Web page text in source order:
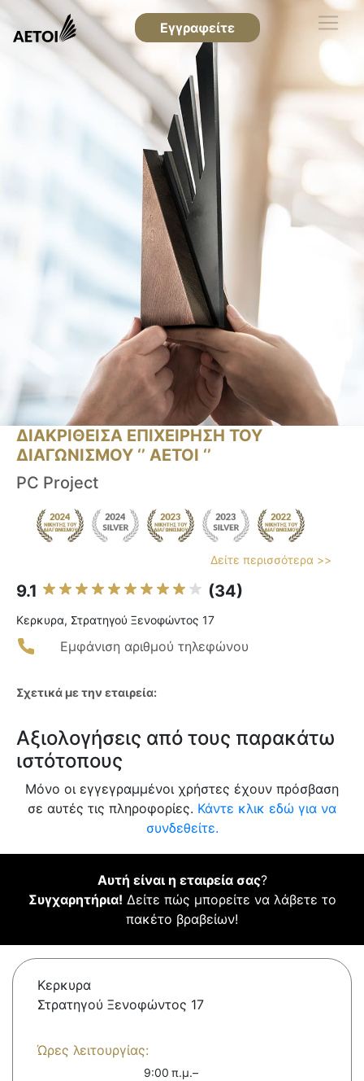
Εγγραφείτε
ΔΙΑΚΡΙΘΕΙΣΑ ΕΠΙΧΕΙΡΗΣΗ ΤΟΥ
ΔΙΑΓΩΝΙΣΜΟΥ ‘’ ΑΕΤΟΙ ‘’
PC Project
Δείτε περισσότερα >>
9.1 (34)
Κερκυρα, Στρατηγού Ξενοφώντος 17
Εμφάνιση αριθμού τηλεφώνου
Σχετικά με την εταιρεία:
Αξιολογήσεις από τους παρακάτω
ιστότοπους
Μόνο οι εγγεγραμμένοι χρήστες έχουν πρόσβαση
σε αυτές τις πληροφορίες. Κάντε κλικ εδώ για να
συνδεθείτε.
Αυτή είναι η εταιρεία σας?
Συγχαρητήρια! Δείτε πώς μπορείτε να λάβετε το
πακέτο βραβείων!
Κερκυρα
Στρατηγού Ξενοφώντος 17
Ώρες λειτουργίας:
9:00 π.μ.–